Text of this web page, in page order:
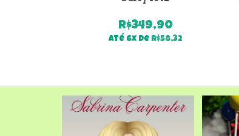
R$349,90
Até 6x de R$58,32